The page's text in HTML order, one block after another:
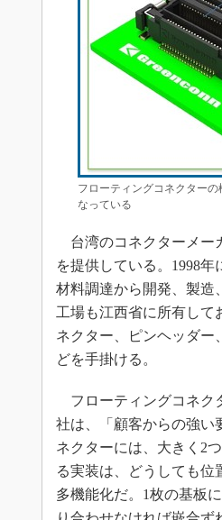
フローティングコネクター
なっている
台湾のコネクターメー
を提供している。1998
材料調達から開発、製造
工場も江西省に所有して
ネクター、ピンヘッダー
どを手掛ける。
フローティングコネク
社は、「顧客からの強い
ネクターには、大きく2
る実装は、どうしても
多機能化だ。1枚の基板